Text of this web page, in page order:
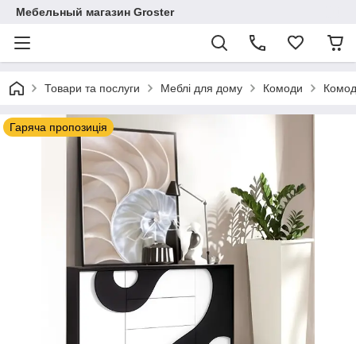
Мебельный магазин Groster
Товари та послуги Меблі для дому Комоди
Гаряча пропозиція